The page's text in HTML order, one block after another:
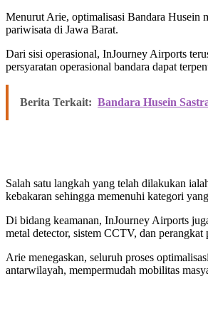
Menurut Arie, optimalisasi Bandara Husein
pariwisata di Jawa Barat.
Dari sisi operasional, InJourney Airports
persyaratan operasional bandara dapat
Berita Terkait: Bandara Husein
Salah satu langkah yang telah dilakukan
kebakaran sehingga memenuhi kategori
Di bidang keamanan, InJourney Airports
metal detector, sistem CCTV, dan
Arie menegaskan, seluruh proses
antarwilayah, mempermudah mobilitas